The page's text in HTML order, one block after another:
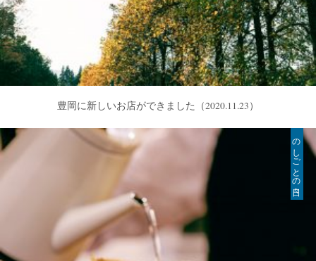
豊岡に新しいお店ができました （2020.11.23）
のしごとの日々